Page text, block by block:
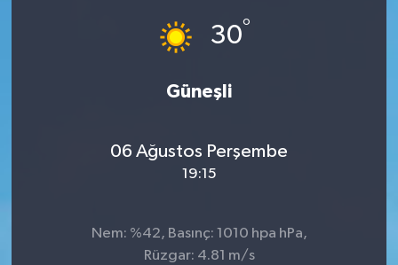
30°
Güneşli
06 Ağustos Perşembe
19:15
Nem: %42, Basınç: 1010 hpa hPa,
Rüzgar: 4.81 m/s